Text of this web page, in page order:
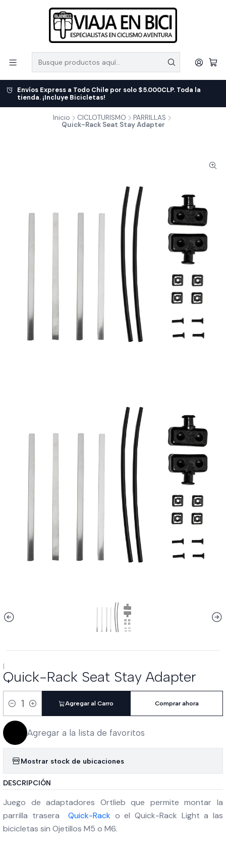
Envíos Express a Todo Chile por solo $5.000CLP. Toda la
tienda. ¡Incluye Bicicletas!
Inicio CICLOTURISMO
PARRILLAS
Quick-Rack Seat Stay Adapter
|
Quick-Rack Seat Stay Adapter
Cantidad
Agregar al Carro Comprar ahora
Agregar a la lista de favoritos
Mostrar stock de ubicaciones
DESCRIPCIÓN
Juego de adaptadores Ortlieb que permite montar la
parrilla trasera Quick-Rack o el Quick-Rack Light a las
bicicletas sin Ojetillos M5 o M6.